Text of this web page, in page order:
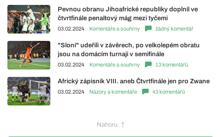
Pevnou obranu Jihoafrické republiky doplnil ve
čtvrtfinále penaltový mág mezi tyčemi
03.02.2024 Komentáře a souhrny žádný komentář
"Sloni" udeřili v závěrech, po velkolepém obratu
jsou na domácím turnaji v semifinále
03.02.2024 Komentáře a souhrny 13 komentářů
Africký zápisník VIII. aneb Čtvrtfinále jen pro Zwane
03.02.2024 Názory a komentáře 43 komentářů
Nahoru